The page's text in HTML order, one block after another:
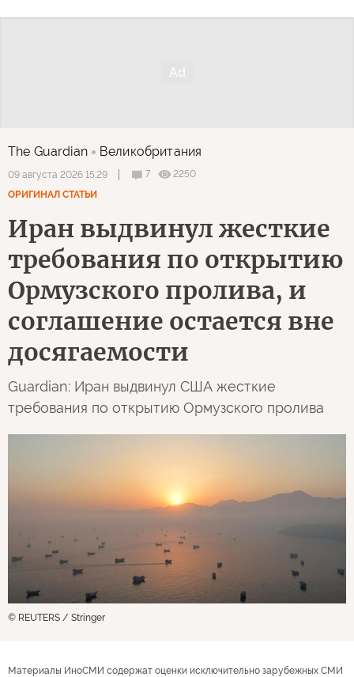
The Guardian Великобритания
09 августа 2026 15:29 7
2250
ОРИГИНАЛ СТАТЬИ
Иран выдвинул жесткие
требования по открытию
Ормузского пролива, и
соглашение остается вне
досягаемости
Guardian: Иран выдвинул США жесткие
требования по открытию Ормузского пролива
© REUTERS / Stringer
Материалы ИноСМИ содержат оценки исключительно зарубежных СМИ